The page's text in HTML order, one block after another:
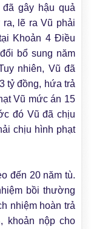
gây hậu quả
ra, lẽ ra Vũ phải
Khoản 4 Điều
bổ sung năm
nhiên, Vũ đã
tỷ đồng, hứa trả
Vũ mức án 15
đó Vũ đã chịu
chịu hình phạt
đến 20 năm tù.
bồi thường
nhiệm hoàn trả
khoản nộp cho